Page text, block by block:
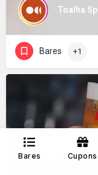
Toalha Sp
Bares +1
Bares Cupons